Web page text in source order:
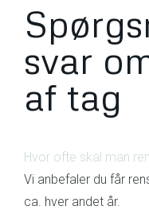
svar
af tag
Hvor ofte skal man
Vi anbefaler du får
ca. hver andet år.